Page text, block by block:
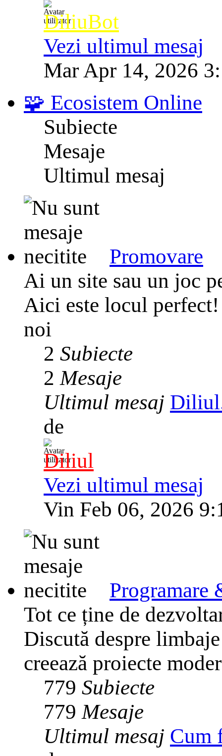
DiliuBot
Vezi ultimul mesaj
Mar Apr 14, 2026
🧩 Ecosistem Online
Subiecte
Mesaje
Ultimul mesaj
Promovare
Ai un site sau un joc
Aici este locul
noi
2 Subiecte
2Mesaje
Ultimul mesaj
de
Diliul
Vezi ultimul mesaj
Vin Feb 06, 2026
Programare
Tot ce ține de
Discută despre
creează proiecte
779 Subiecte
779Mesaje
Ultimul mesaj Cum